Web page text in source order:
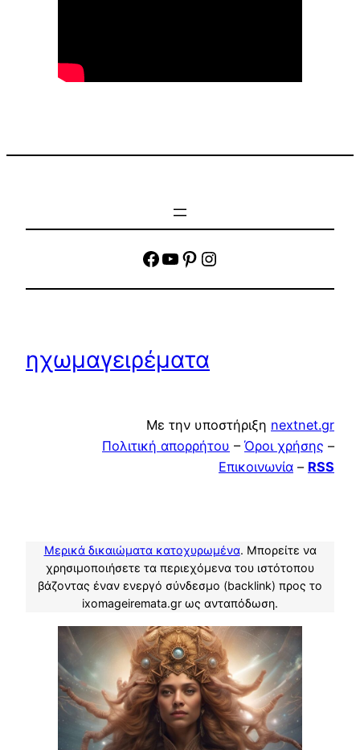
facebook
YouTube
Pinterest
Instagram
ηχωμαγειρέματα
Με την υποστήριξη nextnet.gr
Πολιτική απορρήτου – Όροι χρήσης –
Επικοινωνία – RSS
Μερικά δικαιώματα κατοχυρωμένα. Μπορείτε να
χρησιμοποιήσετε τα περιεχόμενα του ιστότοπου
βάζοντας έναν ενεργό σύνδεσμο (backlink) προς το
ixomageiremata.gr ως ανταπόδωση.